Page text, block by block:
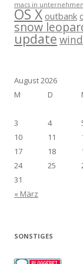
macs in unternehmen
OS X outbank
snow
update
August 2026
M
D
3
4
10
11
17
18
24
25
31
« März
SONSTIGES